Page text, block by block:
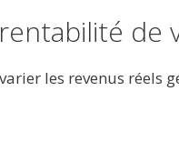
de
les revenus réels